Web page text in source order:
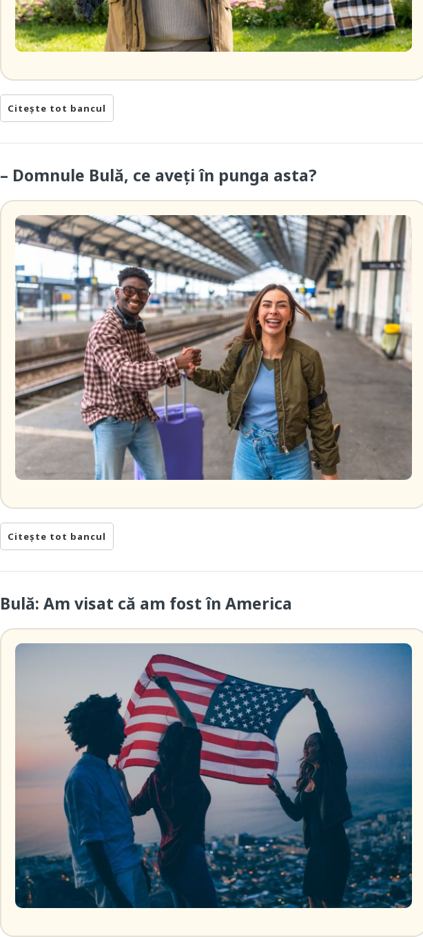
Citește tot bancul
– Domnule Bulă, ce aveți în punga asta?
Citește tot bancul
Bulă: Am visat că am fost în America